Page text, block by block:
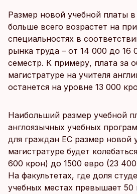
Размер новой учебной платы в
больше всего возрастет на
специальностях в
рынка труда – от 14 000 до 16
семестр. К примеру, плата за
магистратуре на учителя
останется на уровне 13 000
Наибольший размер учебной
англоязычных учебных
для граждан ЕС размер новой
магистратуре будет
600 крон) до 1500 евро (23
На факультетах, где доля
учебных местах превышает 50